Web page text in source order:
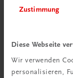
Zustimmung
Diese Webseite
Wir verwenden
personalisieren,
Nicht alles
Viele Betriebe
bessere Frage
kommen – und